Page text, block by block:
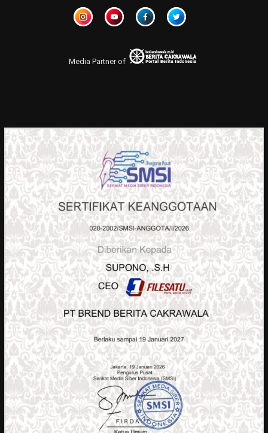
Media Partner of